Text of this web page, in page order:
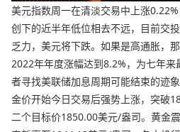
美元指数周一在清淡交易中上涨
创下的近半年低位相去不远，目前交
乏力，美元将下跌。如果是高通胀，
2022年年度涨幅达到8.2%，为七年
者寻找美联储加息周期可能结束的迹
金价开始今日交易后强势上涨，突破
二个目标价1850.00美元/盎司。黄金